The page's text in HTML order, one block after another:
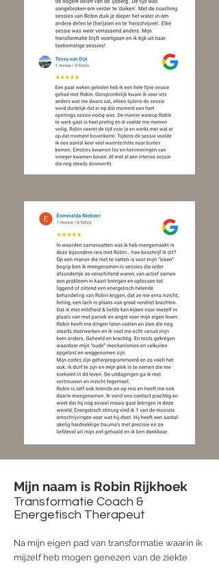
Mijn naam is Robin Rijkhoek
Transformatie Coach &
Energetisch Therapeut
Na mijn eigen pad van transformatie waarin ik
mijzelf heb mogen genezen van de ziekte